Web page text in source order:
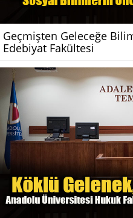
Geçmişten Geleceğe
Edebiyat Fakültesi